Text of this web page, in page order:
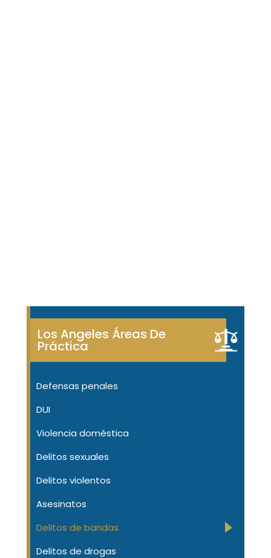
Los Angeles Áreas De
Práctica
Defensas penales
DUI
Violencia doméstica
Delitos sexuales
Delitos violentos
Asesinatos
Delitos de bandas
Delitos de drogas